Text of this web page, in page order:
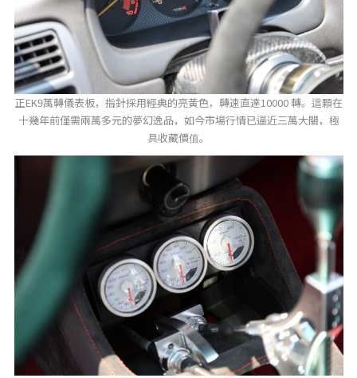
正EK9萬轉儀表板，指針採用經典的亮黃色，轉速直達10000 轉。這顆在
十幾年前僅需兩萬多元的夢幻逸品，如今市場行情已逼近三萬大關，極
具收藏價值。